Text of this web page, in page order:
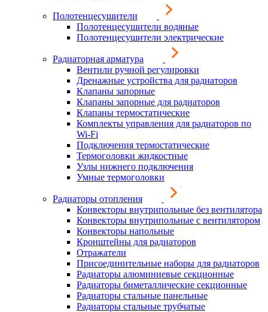
Полотенцесушители
Полотенцесушители водяные
Полотенцесушители электрические
Радиаторная арматура
Вентили ручной регулировки
Дренажные устройства для радиаторов
Клапаны запорные
Клапаны запорные для радиаторов
Клапаны термостатические
Комплекты управления для радиаторов по
Wi-Fi
Подключения термостатические
Термоголовки жидкостные
Узлы нижнего подключения
Умные термоголовки
Радиаторы отопления
Конвекторы внутрипольные без вентилятора
Конвекторы внутрипольные с вентилятором
Конвекторы напольные
Кронштейны для радиаторов
Отражатели
Присоединительные наборы для радиаторов
Радиаторы алюминиевые секционные
Радиаторы биметаллические секционные
Радиаторы стальные панельные
Радиаторы стальные трубчатые